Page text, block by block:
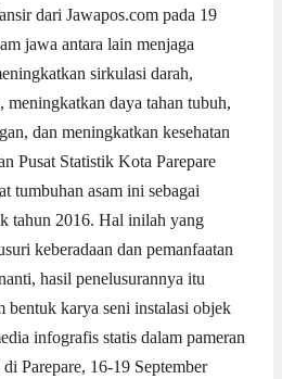
dari Jawapos.com pada 19
jawa antara lain menjaga
sirkulasi darah,
meningkatkan daya tahan tubuh,
dan meningkatkan kesehatan
Pusat Statistik Kota Parepare
tumbuhan asam ini sebagai
tahun 2016. Hal inilah yang
keberadaan dan pemanfaatan
hasil penelusurannya itu
bentuk karya seni instalasi objek
infografis statis dalam pameran
Parepare, 16-19 September